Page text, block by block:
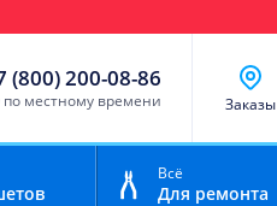
(800) 200-08-86
местному времени Заказы
Всё
Для ремонта